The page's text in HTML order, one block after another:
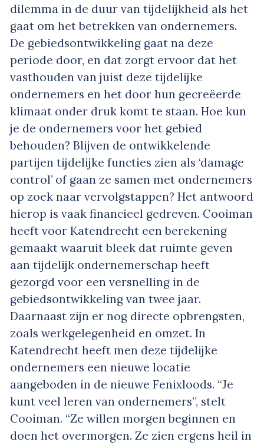
dilemma in de duur van tijdelijkheid als het
gaat om het betrekken van ondernemers.
De gebiedsontwikkeling gaat na deze
periode door, en dat zorgt ervoor dat het
vasthouden van juist deze tijdelijke
ondernemers en het door hun gecreëerde
klimaat onder druk komt te staan. Hoe kun
je de ondernemers voor het gebied
behouden? Blijven de ontwikkelende
partijen tijdelijke functies zien als ‘damage
control’ of gaan ze samen met ondernemers
op zoek naar vervolgstappen? Het antwoord
hierop is vaak financieel gedreven. Cooiman
heeft voor Katendrecht een berekening
gemaakt waaruit bleek dat ruimte geven
aan tijdelijk ondernemerschap heeft
gezorgd voor een versnelling in de
gebiedsontwikkeling van twee jaar.
Daarnaast zijn er nog directe opbrengsten,
zoals werkgelegenheid en omzet. In
Katendrecht heeft men deze tijdelijke
ondernemers een nieuwe locatie
aangeboden in de nieuwe Fenixloods. “Je
kunt veel leren van ondernemers”, stelt
Cooiman. “Ze willen morgen beginnen en
doen het overmorgen. Ze zien ergens heil in